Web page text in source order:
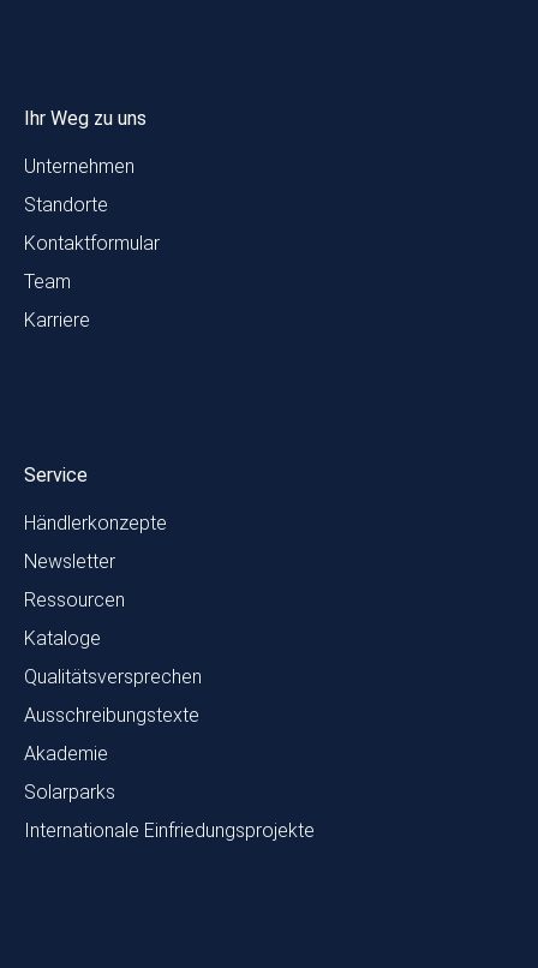
Ihr Weg zu uns
Unternehmen
Standorte
Kontaktformular
Team
Karriere
Service
Händlerkonzepte
Newsletter
Ressourcen
Kataloge
Qualitätsversprechen
Ausschreibungstexte
Akademie
Solarparks
Internationale Einfriedungsprojekte